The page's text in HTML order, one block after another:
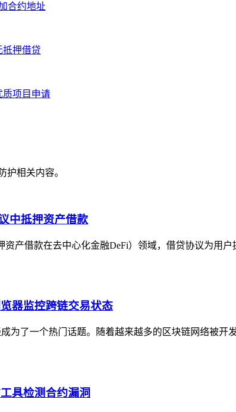
合约地址
抵押借贷
质项目申请
护相关内容。
中抵押资产借款
产借款在去中心化金融DeFi）领域，借贷协议为用
器监控跨链交易状态
为了一个热门话题。随着越来越多的区块链网络被
具检测合约漏洞